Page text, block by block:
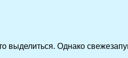
выделиться. Однако